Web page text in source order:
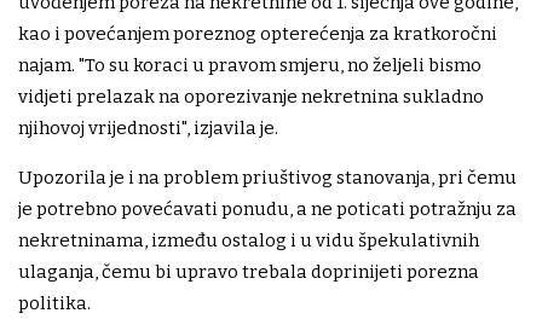
kao i povećanjem poreznog opterećenja za kratkoročni
najam. "To su koraci u pravom smjeru, no željeli bismo
vidjeti prelazak na oporezivanje nekretnina sukladno
njihovoj vrijednosti", izjavila je.
Upozorila je i na problem priuštivog stanovanja, pri čemu
je potrebno povećavati ponudu, a ne poticati potražnju za
nekretninama, između ostalog i u vidu špekulativnih
ulaganja, čemu bi upravo trebala doprinijeti porezna
politika.